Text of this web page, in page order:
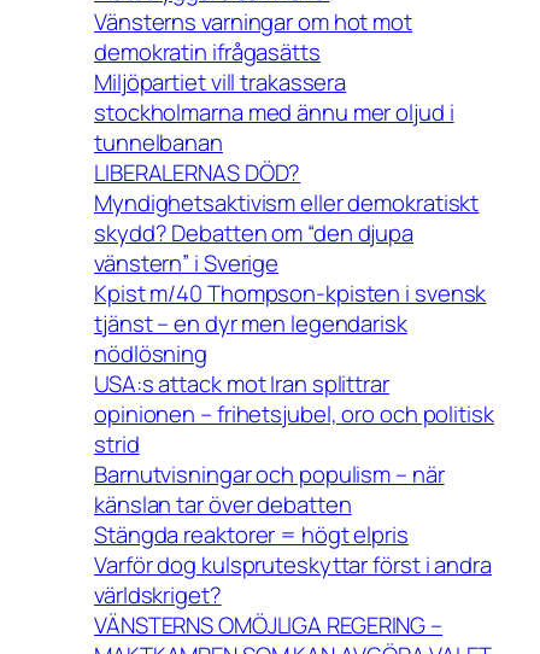
Vänsterns varningar om hot mot
demokratin ifrågasätts
Miljöpartiet vill trakassera
stockholmarna med ännu mer oljud i
tunnelbanan
LIBERALERNAS DÖD?
Myndighetsaktivism eller demokratiskt
skydd? Debatten om “den djupa
vänstern” i Sverige
Kpist m/40 Thompson-kpisten i svensk
tjänst – en dyr men legendarisk
nödlösning
USA:s attack mot Iran splittrar
opinionen – frihetsjubel, oro och politisk
strid
Barnutvisningar och populism – när
känslan tar över debatten
Stängda reaktorer = högt elpris
Varför dog kulspruteskyttar först i andra
världskriget?
VÄNSTERNS OMÖJLIGA REGERING –